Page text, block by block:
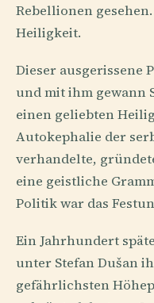
Rebellionen
Heiligkeit.
Dieser ausgerissene
und mit ihm gewann
einen geliebten
Autokephalie der
verhandelte,
eine geistliche
Politik war das
Ein Jahrhundert
unter Stefan Dušan
gefährlichsten